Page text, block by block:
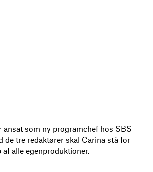
ansat som ny programchef hos SBS
de tre redaktører skal Carina stå for
alle egenproduktioner.